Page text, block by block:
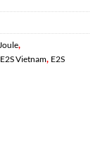
,
Vietnam, E2S